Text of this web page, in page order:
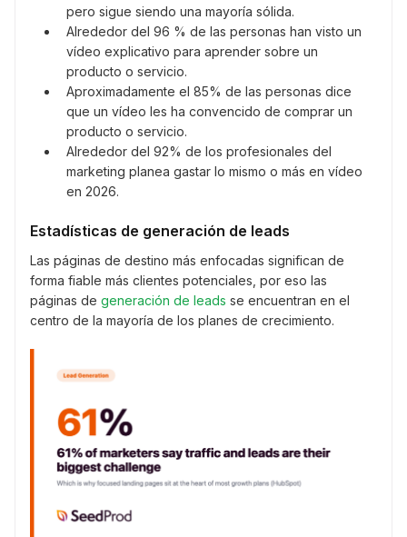
pero sigue siendo una mayoría sólida.
Alrededor del 96 % de las personas han visto un
vídeo explicativo para aprender sobre un
producto o servicio.
Aproximadamente el 85% de las personas dice
que un vídeo les ha convencido de comprar un
producto o servicio.
Alrededor del 92% de los profesionales del
marketing planea gastar lo mismo o más en vídeo
en 2026.
Estadísticas de generación de leads
Las páginas de destino más enfocadas significan de
forma fiable más clientes potenciales, por eso las
páginas de generación de leads se encuentran en el
centro de la mayoría de los planes de crecimiento.